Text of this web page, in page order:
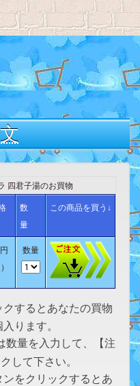
四君子湯のお買物
数
量
この商品を買う↓
数量
するとあなたの買物
ります。
数量を入力して、【注
して下さい。
をクリックするとあ